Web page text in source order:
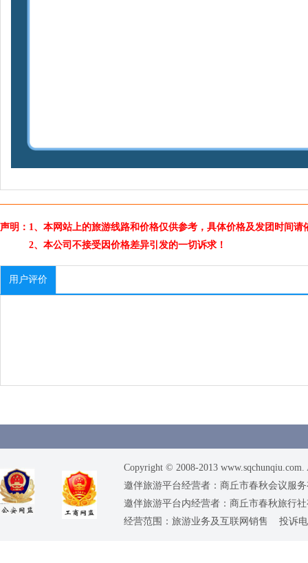
声明：1、本网站上的旅游线路和价格仅供参考，具体价格及发团时间
2、本公司不接受因价格差异引发的一切诉求！
用户评价
Copyright © 2008-2013
邀伴旅游平台经营者：商丘市春秋会议服
邀伴旅游平台内经营者：商丘市春秋旅行
经营范围：旅游业务及互联网销售 投诉